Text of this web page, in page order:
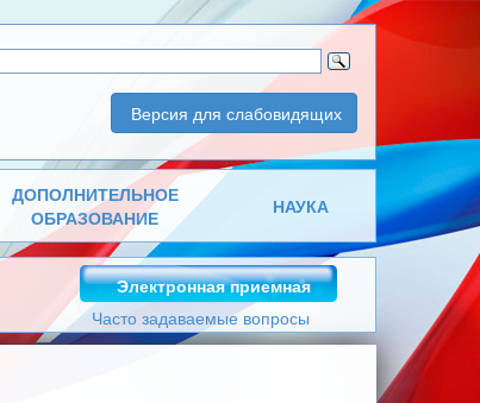
Версия для слабовидящих
ДОПОЛНИТЕЛЬНОЕ
ОБРАЗОВАНИЕ
НАУКА
Электронная приемная
Часто задаваемые вопросы